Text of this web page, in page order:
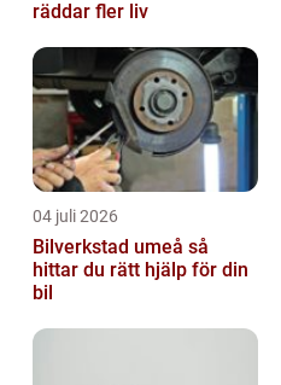
räddar fler liv
04 juli 2026
Bilverkstad umeå så
hittar du rätt hjälp för din
bil